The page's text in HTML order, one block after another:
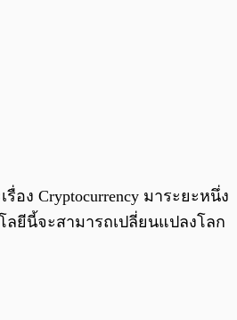
อง Cryptocurrency มาระยะหนึ่ง
ลยีนี้จะสามารถเปลี่ยนแปลงโลก